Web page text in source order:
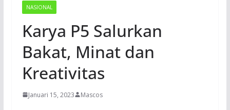
NASIONAL
Karya P5 Salurkan
Bakat, Minat dan
Kreativitas
Januari 15, 2023 Mascos